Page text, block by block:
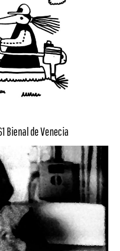
Bienal de Venecia